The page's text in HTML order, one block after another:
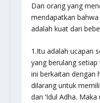
Dan orang yang
mendapatkan
adalah kuat dari
1.Itu adalah ucapan
yang berulang
ini berkaitan dengan
dilarang untuk
dan ‘Idul Adha.